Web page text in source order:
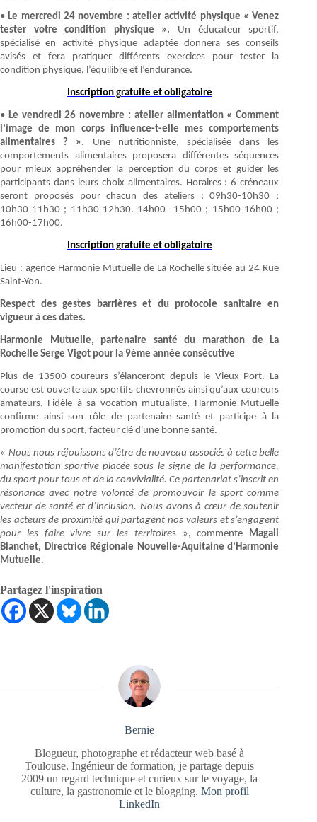
• Le mercredi 24 novembre : atelier activité physique « Venez
tester votre condition physique ». Un éducateur sportif,
spécialisé en activité physique adaptée donnera ses conseils
avisés et fera pratiquer différents exercices pour tester la
condition physique, l’équilibre et l’endurance.
Inscription gratuite et obligatoire
• Le vendredi 26 novembre : atelier alimentation « Comment
l’image de mon corps influence-t-elle mes comportements
alimentaires ? ». Une nutritionniste, spécialisée dans les
comportements alimentaires proposera différentes séquences
pour mieux appréhender la perception du corps et guider les
participants dans leurs choix alimentaires. Horaires : 6 créneaux
seront proposés pour chacun des ateliers : 09h30-10h30 ;
10h30-11h30 ; 11h30-12h30. 14h00- 15h00 ; 15h00-16h00 ;
16h00-17h00.
Inscription gratuite et obligatoire
Lieu : agence Harmonie Mutuelle de La Rochelle située au 24 Rue
Saint-Yon.
Respect des gestes barrières et du protocole sanitaire en
vigueur à ces dates.
Harmonie Mutuelle, partenaire santé du marathon de La
Rochelle Serge Vigot pour la 9ème année consécutive
Plus de 13500 coureurs s’élanceront depuis le Vieux Port. La
course est ouverte aux sportifs chevronnés ainsi qu’aux coureurs
amateurs. Fidèle à sa vocation mutualiste, Harmonie Mutuelle
confirme ainsi son rôle de partenaire santé et participe à la
promotion du sport, facteur clé d'une bonne santé.
« Nous nous réjouissons d’être de nouveau associés à cette belle
manifestation sportive placée sous le signe de la performance,
du sport pour tous et de la convivialité. Ce partenariat s’inscrit en
résonance avec notre volonté de promouvoir le sport comme
vecteur de santé et d’inclusion. Nous avons à cœur de soutenir
les acteurs de proximité qui partagent nos valeurs et s’engagent
pour les faire vivre sur les territoires », commente
Magali
Blanchet, Directrice Régionale Nouvelle-Aquitaine d’Harmonie
Mutuelle.
Partagez l'inspiration
Bernie
Blogueur, photographe et rédacteur web basé à
Toulouse. Ingénieur de formation, je partage depuis
2009 un regard technique et curieux sur le voyage, la
culture, la gastronomie et le blogging. Mon profil
LinkedIn